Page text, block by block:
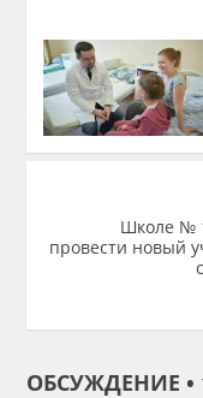
Школе №
провести новый
ОБСУЖДЕНИЕ •